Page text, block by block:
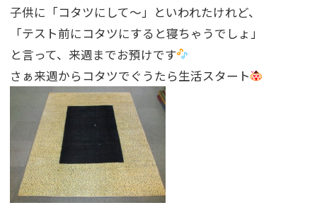
子供に「コタツにして〜」といわれたけれど、
「テスト前にコタツにすると寝ちゃうでしょ」
と言って、来週までお預けです
さぁ来週からコタツでぐうたら生活スタート